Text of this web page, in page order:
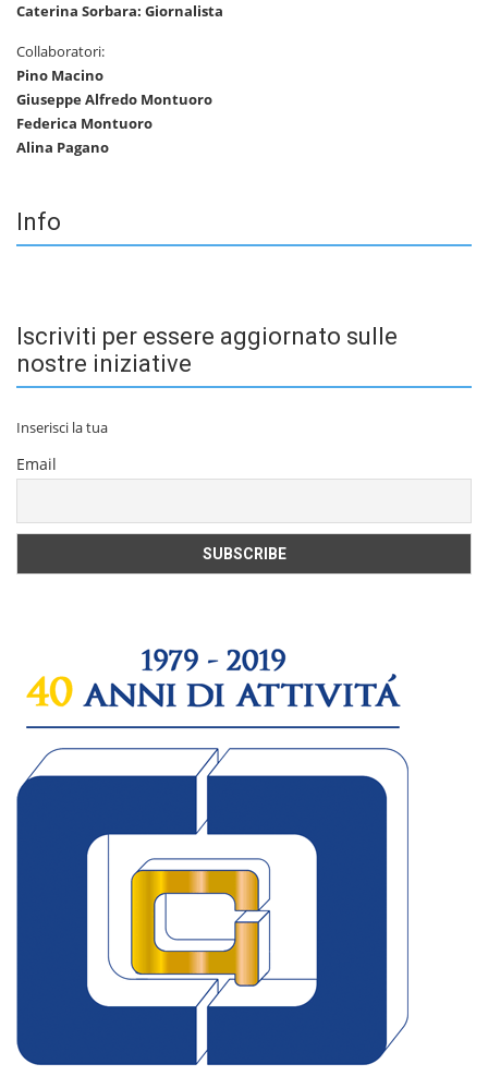
Caterina Sorbara: Giornalista
Collaboratori:
Pino Macino
Giuseppe Alfredo Montuoro
Federica Montuoro
Alina Pagano
Info
Iscriviti per essere aggiornato sulle
nostre iniziative
Inserisci la tua
Email